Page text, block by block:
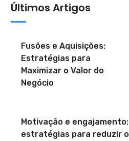
Últimos Artigos
Fusões e Aquisições:
Estratégias para
Maximizar o Valor do
Negócio
Motivação e engajamento:
estratégias para reduzir o